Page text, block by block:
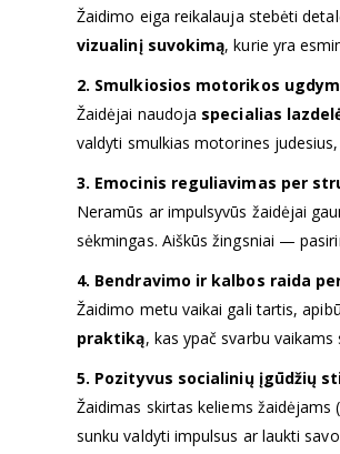
Žaidimo eiga reikalauja stebėti
vizualinį suvokimą, kurie yra
2. Smulkiosios motorikos
Žaidėjai naudoja specialias
valdyti smulkias motorines
3. Emocinis reguliavimas per
Neramūs ar impulsyvūs žaidėjai
sėkmingas. Aiškūs žingsniai —
4. Bendravimo ir kalbos raida
Žaidimo metu vaikai gali tartis,
praktiką, kas ypač svarbu
5. Pozityvus socialinių įgūdžių
Žaidimas skirtas keliems
sunku valdyti impulsus ar laukti